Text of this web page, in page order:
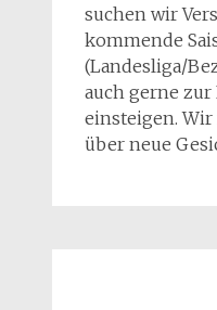
suchen wir
kommende
(Landesliga/
auch gerne
einsteigen.
über neue